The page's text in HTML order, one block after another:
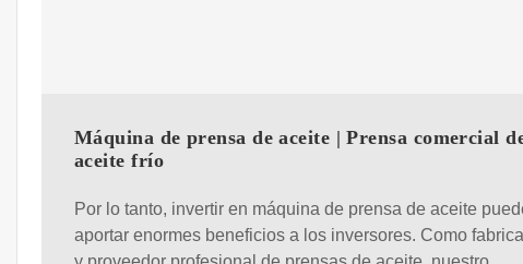
Máquina de prensa de aceite | Prensa comercial
aceite frío
Por lo tanto, invertir en máquina de prensa de aceite
aportar enormes beneficios a los inversores. Como